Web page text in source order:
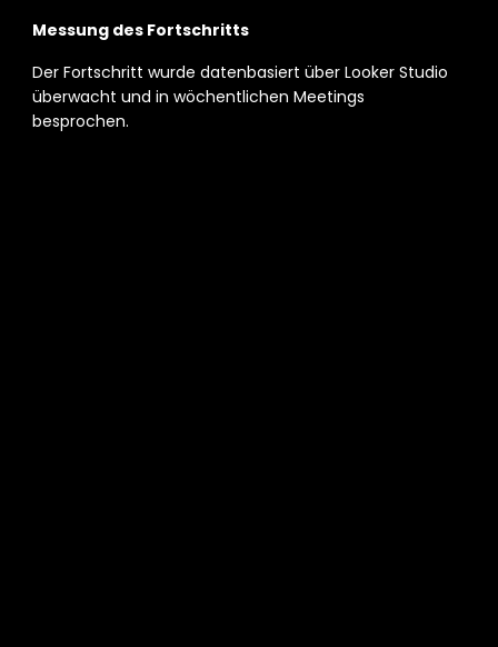
Messung des Fortschritts
Der Fortschritt wurde datenbasiert über Looker Studio
überwacht und in wöchentlichen Meetings
besprochen.